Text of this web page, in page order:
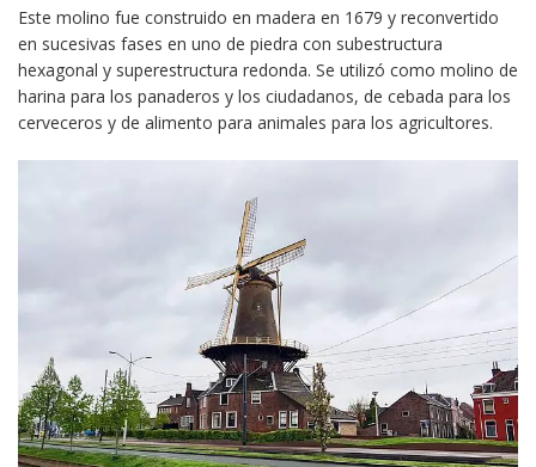
Este molino fue construido en madera en 1679 y reconvertido
en sucesivas fases en uno de piedra con subestructura
hexagonal y superestructura redonda. Se utilizó como molino de
harina para los panaderos y los ciudadanos, de cebada para los
cerveceros y de alimento para animales para los agricultores.